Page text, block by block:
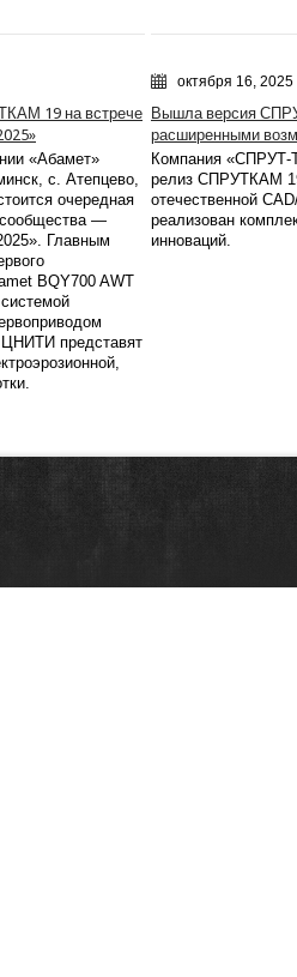
19 на встрече
«Абамет»
с. Атепцево,
очередная
сообщества —
Главным
BQY700 AWT
представят
октября 16, 2025
Вышла версия
расширенными
Компания
релиз СПРУТКАМ
отечественной
реализован
инноваций.